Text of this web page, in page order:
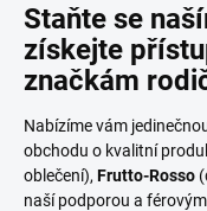
Staňte se
získejte
značkám
Nabízíme vám
obchodu o kvalitní
oblečení), Frutto-Rosso
naší podporou a